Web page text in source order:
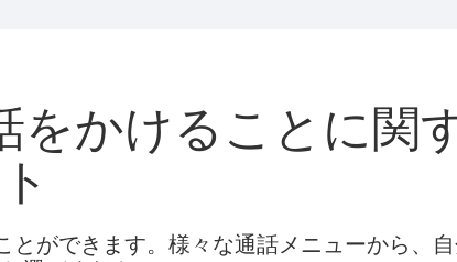
かけることに関
ができます。様々な通話メニューから、